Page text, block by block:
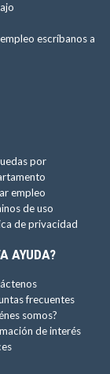
escríbanos a
por
empleo
de uso
de privacidad
AYUDA?
frecuentes
somos?
de interés